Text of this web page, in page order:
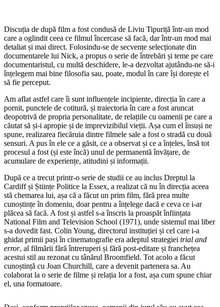
Discuția de după film a fost condusă de Liviu Tipuriță într-un mod
care a oglindit ceea ce filmul încercase să facă, dar într-un mod mai
detaliat și mai direct. Folosindu-se de secvențe selecționate din
documentarele lui Nick, a propus o serie de întrebări și teme pe care
documentaristul, cu multă deschidere, le-a dezvoltat ajutându-ne să-i
înțelegem mai bine filosofia sau, poate, modul în care își dorește el
să fie perceput.
Am aflat astfel care îi sunt influențele incipiente, direcția în care a
pornit, punctele de cotitură, și traiectoria în care a fost aruncat
deopotrivă de propria personalitate, de relațiile cu oamenii pe care a
căutat să și-i apropie și de imprevizibilul vieții. Așa cum el însuși ne
spune, realizarea fiecăruia dintre filmele sale a fost o stradă cu două
sensuri. A pus în ele ce a găsit, ce a observat și ce a înțeles, însă tot
procesul a fost (și este încă) unul de permanentă învățare, de
acumulare de experiențe, atitudini și informații.
După ce a trecut printr-o serie de studii ce au inclus Dreptul la
Cardiff și Științe Politice la Essex, a realizat că nu în direcția aceea
stă chemarea lui, așa că a făcut un prim film, fără prea multe
cunoștințe în domeniu, doar pentru a înțelege dacă e ceva ce i-ar
plăcea să facă. A fost și astfel s-a înscris la proaspăt înființata
National Film and Television School (1971), unde sistemul mai liber
s-a dovedit fast. Colin Young, directorul instituției și cel care i-a
ghidat primii pași în cinematografie era adeptul strategiei trial and
error, al filmării fără întreruperi și fără post-editare și franchețea
acestui stil au rezonat cu tânărul Broomfield. Tot acolo a făcut
cunoștință cu Joan Churchill, care a devenit partenera sa. Au
colaborat la o serie de filme și relația lor a fost, așa cum spune chiar
el, una formatoare.